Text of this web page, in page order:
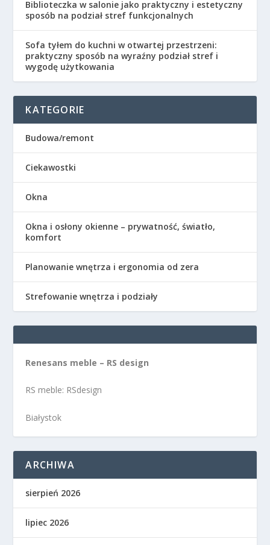
Biblioteczka w salonie jako praktyczny i estetyczny
sposób na podział stref funkcjonalnych
Sofa tyłem do kuchni w otwartej przestrzeni:
praktyczny sposób na wyraźny podział stref i
wygodę użytkowania
KATEGORIE
Budowa/remont
Ciekawostki
Okna
Okna i osłony okienne – prywatność, światło,
komfort
Planowanie wnętrza i ergonomia od zera
Strefowanie wnętrza i podziały
Renesans meble – RS design
RS meble: RSdesign
Białystok
ARCHIWA
sierpień 2026
lipiec 2026